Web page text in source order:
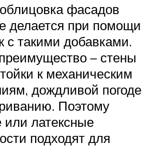
фасадов
делается при помощи
с такими добавками.
– стены
к механическим
дождливой погоде
Поэтому
или латексные
подходят для